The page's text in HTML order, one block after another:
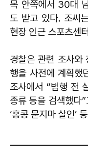
목 안쪽에서 30대
도 받고 있다. 조씨
현장 인근 스포츠센
경찰은 관련 조사와
행을 사전에 계획했
조사에서 “범행 전
종류 등을 검색했다
‘홍콩 묻지마 살인’